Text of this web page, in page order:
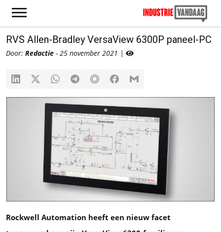
RVS Allen-Bradley VersaView 6300P paneel-PC
Door: Redactie - 25 november 2021 |
Rockwell Automation heeft een nieuw facet